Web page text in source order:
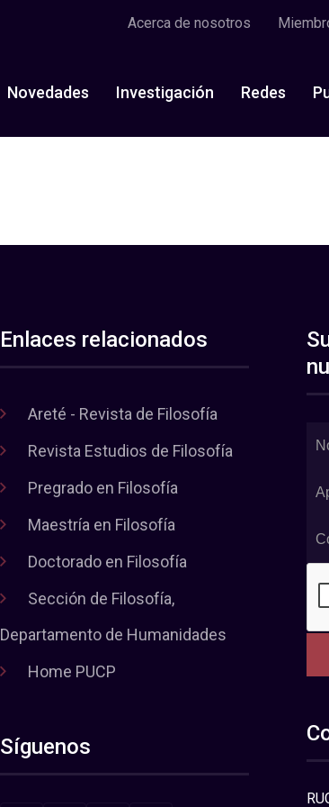
Acerca de nosotros
Novedades Investigación Redes
Enlaces relacionados
Areté - Revista de Filosofía
Revista Estudios de Filosofía
Pregrado en Filosofía
Maestría en Filosofía
Doctorado en Filosofía
Sección de Filosofía,
Departamento de Humanidades
Home PUCP
Síguenos